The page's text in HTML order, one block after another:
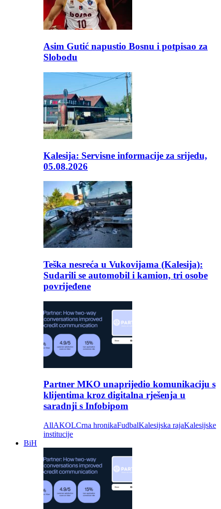
Asim Gutić napustio Bosnu i potpisao za
Slobodu
Kalesija: Servisne informacije za srijedu,
05.08.2026
Teška nesreća u Vukovijama (Kalesija):
Sudarili se automobil i kamion, tri osobe
povrijeđene
Partner MKO unaprijedio komunikaciju s
klijentima kroz digitalna rješenja u
saradnji s Infobipom
AllAKOLCrna hronikaFudbalKalesijska rajaKalesijske
institucije
BiH